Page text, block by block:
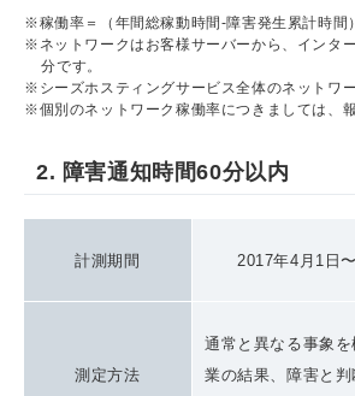
※稼働率＝（年間総稼動時間-障害発生累計時間
※ネットワークはお客様サーバーから、インタ
分です。
※シーズホスティングサービス全体のネットワー
※個別のネットワーク稼働率につきましては、
2. 障害通知時間60分以内
計測期間 2017年4月1日
測定方法
通常と異なる事象
業の結果、障害と